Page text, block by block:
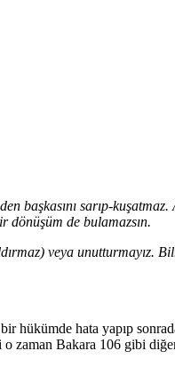
başkasını sarıp-
dönüşüm de bulamazsın.
veya unutturmayız.
hükümde hata yapıp
o zaman Bakara 106 gibi